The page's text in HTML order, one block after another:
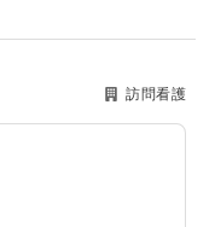
訪問看護